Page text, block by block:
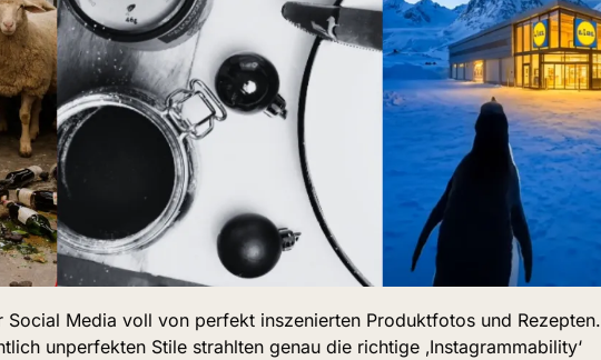
Social Media voll von perfekt inszenierten Produktfotos und Rezepten.
unperfekten Stile strahlten genau die richtige ‚Instagrammability‘